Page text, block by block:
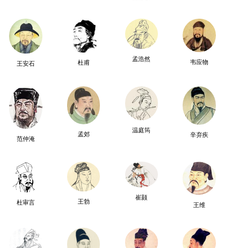
王安石 杜甫
孟浩然 韦应物
范仲淹
孟郊
温庭筠
辛弃疾
杜审言 王勃
崔颢
王维